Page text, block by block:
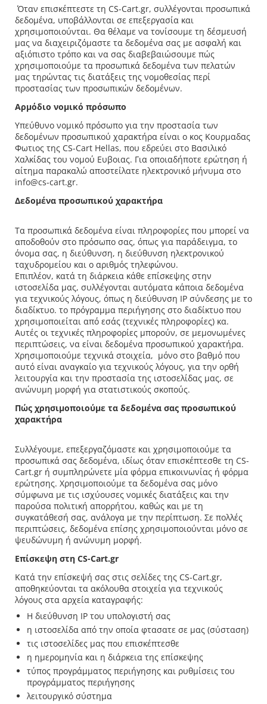
Όταν επισκέπτεστε τη CS-Cart.gr, συλλέγονται προσωπικά
δεδομένα, υποβάλλονται σε επεξεργασία και
χρησιμοποιούνται. Θα θέλαμε να τονίσουμε τη δέσμευσή
μας να διαχειριζόμαστε τα δεδομένα σας με ασφαλή και
αξιόπιστο τρόπο και να σας διαβεβαιώσουμε πώς
χρησιμοποιούμε τα προσωπικά δεδομένα των πελατών
μας τηρώντας τις διατάξεις της νομοθεσίας περί
προστασίας των προσωπικών δεδομένων.
Αρμόδιο νομικό πρόσωπο
Υπεύθυνο νομικό πρόσωπο για την προστασία των
δεδομένων προσωπικού χαρακτήρα είναι ο κος Κουρμαδας
Φωτιος της CS-Cart Hellas, που εδρεύει στο Βασιλικό
Χαλκίδας του νομού Ευβοιας. Για οποιαδήποτε ερώτηση ή
αίτημα παρακαλώ αποστείλατε ηλεκτρονικό μήνυμα στο
info@cs-cart.gr.
Δεδομένα προσωπικού χαρακτήρα
Τα προσωπικά δεδομένα είναι πληροφορίες που μπορεί να
αποδοθούν στο πρόσωπο σας, όπως για παράδειγμα, το
όνομα σας, η διεύθυνση, η διεύθυνση ηλεκτρονικού
ταχυδρομείου και ο αριθμός τηλεφώνου.
Επιπλέον, κατά τη διάρκεια κάθε επίσκεψης στην
ιστοσελίδα μας, συλλέγονται αυτόματα κάποια δεδομένα
για τεχνικούς λόγους, όπως η διεύθυνση IP σύνδεσης με το
διαδίκτυο. το πρόγραμμα περιήγησης στο διαδίκτυο που
χρησιμοποιείται από εσάς (τεχνικές πληροφορίες) κα.
Αυτές οι τεχνικές πληροφορίες μπορούν, σε μεμονωμένες
περιπτώσεις, να είναι δεδομένα προσωπικού χαρακτήρα.
Χρησιμοποιούμε τεχνικά στοιχεία, μόνο στο βαθμό που
αυτό είναι αναγκαίο για τεχνικούς λόγους, για την ορθή
λειτουργία και την προστασία της ιστοσελίδας μας, σε
ανώνυμη μορφή για στατιστικούς σκοπούς.
Πώς χρησιμοποιούμε τα δεδομένα σας προσωπικού
χαρακτήρα
Συλλέγουμε, επεξεργαζόμαστε και χρησιμοποιούμε τα
προσωπικά σας δεδομένα, ιδίως όταν επισκέπτεσθε τη CS-
Cart.gr ή συμπληρώνετε μία φόρμα επικοινωνίας ή φόρμα
ερώτησης. Χρησιμοποιούμε τα δεδομένα σας μόνο
σύμφωνα με τις ισχύουσες νομικές διατάξεις και την
παρούσα πολιτική απορρήτου, καθώς και με τη
συγκατάθεσή σας, ανάλογα με την περίπτωση. Σε πολλές
περιπτώσεις, δεδομένα επίσης χρησιμοποιούνται μόνο σε
ψευδώνυμη ή ανώνυμη μορφή.
Επίσκεψη στη CS-Cart.gr
Κατά την επίσκεψή σας στις σελίδες της CS-Cart.gr,
αποθηκεύονται τα ακόλουθα στοιχεία για τεχνικούς
λόγους στα αρχεία καταγραφής:
Η διεύθυνση IP του υπολογιστή σας
η ιστοσελίδα από την οποία φτασατε σε μας (σύσταση)
τις ιστοσελίδες μας που επισκέπτεσθε
η ημερομηνία και η διάρκεια της επίσκεψης
τύπος προγράμματος περιήγησης και ρυθμίσεις του
προγράμματος περιήγησης
λειτουργικό σύστημα